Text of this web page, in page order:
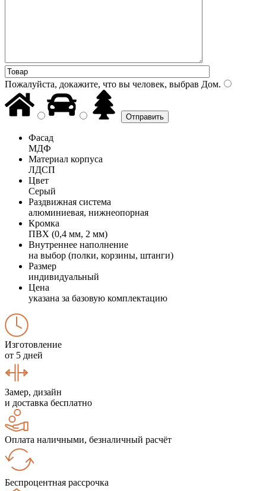
Пожалуйста, докажите, что вы человек, выбрав Дом.
Фасад
МДФ
Материал корпуса
ЛДСП
Цвет
Серый
Раздвижная система
алюминиевая, нижнеопорная
Кромка
ПВХ (0,4 мм, 2 мм)
Внутреннее наполнение
на выбор (полки, корзины, штанги)
Размер
индивидуальный
Цена
указана за базовую комплектацию
Изготовление
от 5 дней
Замер, дизайн
и доставка бесплатно
Оплата наличными, безналичный расчёт
Беспроцентная рассрочка